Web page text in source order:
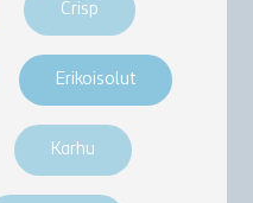
Crisp
Erikoisolut
Karhu